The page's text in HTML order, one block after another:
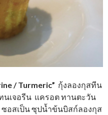
/ Turmeric” กุ้งลองกุสทีน
นเจอรีน แครอต ทานตะวัน
อสเป็น ซุปน้ำข้นบิสก์ลองกุส